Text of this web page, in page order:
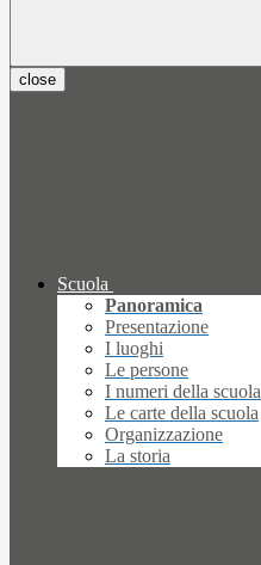
close
Scuola
Panoramica
Presentazione
I luoghi
Le persone
I numeri della scuola
Le carte della scuola
Organizzazione
La storia